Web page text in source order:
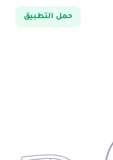
حمل التطبيق